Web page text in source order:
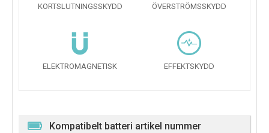
KORTSLUTNINGSSKYDD ÖVERSTRÖMSSKYDD
ELEKTROMAGNETISK EFFEKTSKYDD
Kompatibelt batteri artikel nummer